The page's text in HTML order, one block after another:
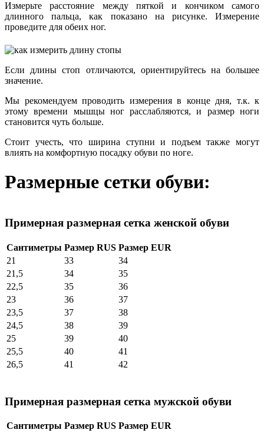
Измерьте расстояние между пяткой и кончиком самого
длинного пальца, как показано на рисунке. Измерение
проведите для обеих ног.
Если длины стоп отличаются, ориентируйтесь на большее
значение.
Мы рекомендуем проводить измерения в конце дня, т.к. к
этому времени мышцы ног расслабляются, и размер ноги
становится чуть больше.
Стоит учесть, что ширина ступни и подъем также могут
влиять на комфортную посадку обуви по ноге.
Размерные сетки обуви:
Примерная размерная сетка женской обуви
Сантиметры Размер RUS Размер EUR
21
33
34
21,5
34
35
22,5
35
36
23
36
37
23,5
37
38
24,5
38
39
25
39
40
25,5
40
41
26,5
41 42
Примерная размерная сетка мужской обуви
Сантиметры Размер RUS Размер EUR